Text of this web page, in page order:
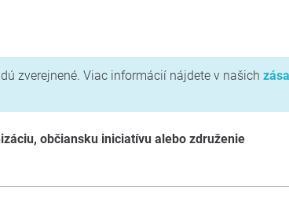
zverejnené. Viac informácií nájdete v našich
občiansku iniciatívu alebo združenie